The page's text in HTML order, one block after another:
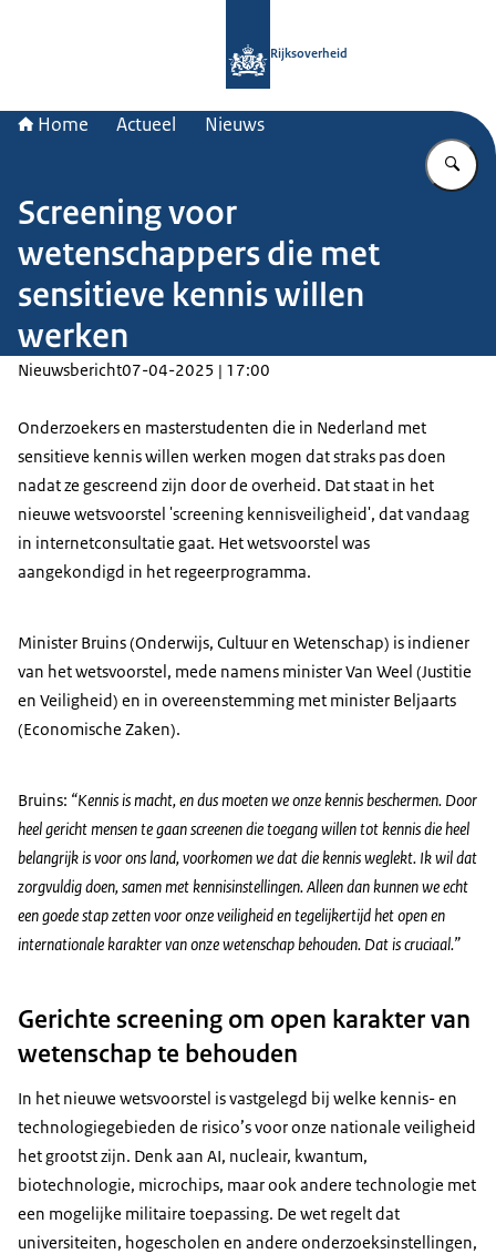
Rijksoverheid
Home Actueel Nieuws
Screening voor
wetenschappers die met
sensitieve kennis willen
werken
Nieuwsbericht07-04-2025 | 17:00
Onderzoekers en masterstudenten die in Nederland met
sensitieve kennis willen werken mogen dat straks pas doen
nadat ze gescreend zijn door de overheid. Dat staat in het
nieuwe wetsvoorstel 'screening kennisveiligheid', dat vandaag
in internetconsultatie gaat. Het wetsvoorstel was
aangekondigd in het regeerprogramma.
Minister Bruins (Onderwijs, Cultuur en Wetenschap) is indiener
van het wetsvoorstel, mede namens minister Van Weel (Justitie
en Veiligheid) en in overeenstemming met minister Beljaarts
(Economische Zaken).
Bruins: “Kennis is macht, en dus moeten we onze kennis beschermen. Door
heel gericht mensen te gaan screenen die toegang willen tot kennis die heel
belangrijk is voor ons land, voorkomen we dat die kennis weglekt. Ik wil dat
zorgvuldig doen, samen met kennisinstellingen. Alleen dan kunnen we echt
een goede stap zetten voor onze veiligheid en tegelijkertijd het open en
internationale karakter van onze wetenschap behouden. Dat is cruciaal.”
Gerichte screening om open karakter van
wetenschap te behouden
In het nieuwe wetsvoorstel is vastgelegd bij welke kennis- en
technologiegebieden de risico’s voor onze nationale veiligheid
het grootst zijn. Denk aan AI, nucleair, kwantum,
biotechnologie, microchips, maar ook andere technologie met
een mogelijke militaire toepassing. De wet regelt dat
universiteiten, hogescholen en andere onderzoeksinstellingen,